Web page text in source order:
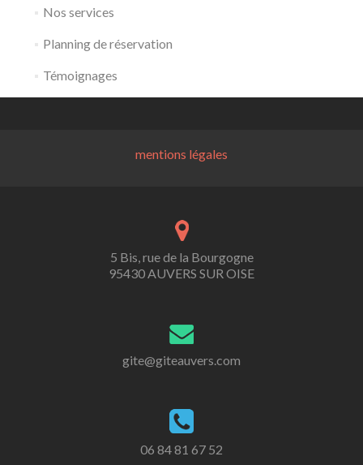
Nos services
Planning de réservation
Témoignages
mentions légales
5 Bis, rue de la Bourgogne
95430 AUVERS SUR OISE
gite@giteauvers.com
06 84 81 67 52